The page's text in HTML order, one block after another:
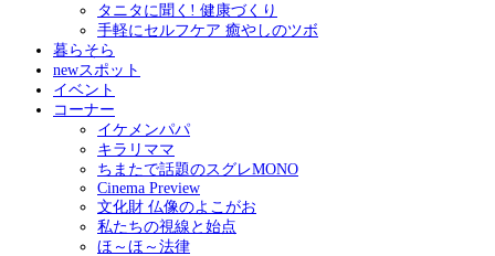
タニタに聞く! 健康づくり
手軽にセルフケア 癒やしのツボ
暮らそら
newスポット
イベント
コーナー
イケメンパパ
キラリママ
ちまたで話題のスグレMONO
Cinema Preview
文化財 仏像のよこがお
私たちの視線と始点
ほ～ほ～法律